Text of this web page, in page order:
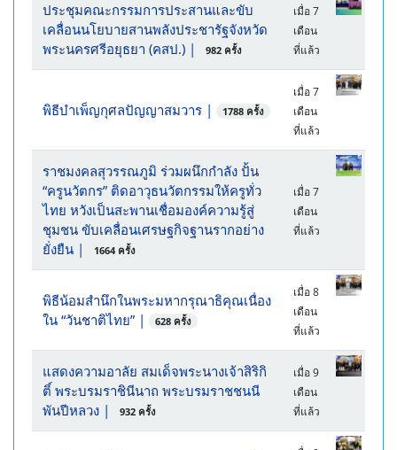
ประชุมคณะกรรมการประสานและขับ
เคลื่อนนโยบายสานพลังประชารัฐจังหวัด
พระนครศรีอยุธยา (คสป.) | 982 ครั้ง
เมื่อ 7
เดือน
ที่แล้ว
พิธีบำเพ็ญกุศลปัญญาสมวาร | 1788 ครั้ง
เมื่อ 7
เดือน
ที่แล้ว
ราชมงคลสุวรรณภูมิ ร่วมผนึกกำลัง ปั้น
“ครูนวัตกร” ติดอาวุธนวัตกรรมให้ครูทั่ว
ไทย หวังเป็นสะพานเชื่อมองค์ความรู้สู่
ชุมชน ขับเคลื่อนเศรษฐกิจฐานรากอย่าง
ยั่งยืน | 1664 ครั้ง
เมื่อ 7
เดือน
ที่แล้ว
พิธีน้อมสำนึกในพระมหากรุณาธิคุณเนื่อง
ใน “วันชาติไทย” | 628 ครั้ง
เมื่อ 8
เดือน
ที่แล้ว
แสดงความอาลัย สมเด็จพระนางเจ้าสิริกิ
ติ์ พระบรมราชินีนาถ พระบรมราชชนนี
พันปีหลวง | 932 ครั้ง
เมื่อ 9
เดือน
ที่แล้ว